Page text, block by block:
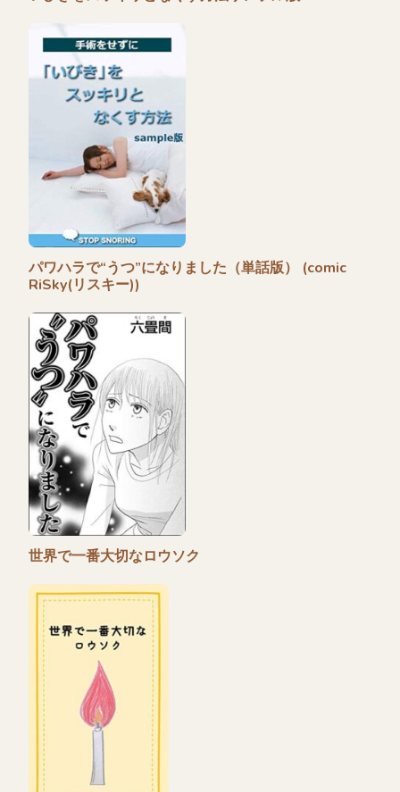
パワハラで“うつ”になりました（単話版） (comic
RiSky(リスキー))
世界で一番大切なロウソク